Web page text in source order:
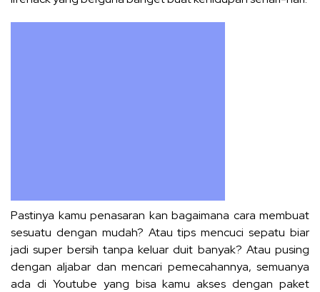
Pastinya kamu penasaran kan bagaimana cara membuat
sesuatu dengan mudah? Atau tips mencuci sepatu biar
jadi super bersih tanpa keluar duit banyak? Atau pusing
dengan aljabar dan mencari pemecahannya, semuanya
ada di Youtube yang bisa kamu akses dengan paket